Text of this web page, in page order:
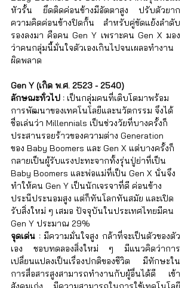
หัวรั้น ยึดติดค่อนข้างมีอัตตาสูง ปรับตัวยาก
ความคิดค่อนข้างปิดกั้น สำหรับคู่ขัดแย้งลำดับ
รองลงมา คือคน Gen Y เพราะคน Gen X มอง
ว่าคนกลุ่มนี้มั่นใจตัวเองเกินไปจนเผลอทำงาน
ผิดพลาด
Gen Y (เกิด พ.ศ. 2523 - 2540)
ลักษณะทั่วไป : เป็นกลุ่มคนที่เติบโตมาพร้อม
การพัฒนาของเทคโนโลยีและนวัตกรรม จึงได้
ชื่อเล่นว่า Millennials เป็นช่วงวัยที่บางครั้งก็
ประสานรอยร้าวของความต่าง Generation
ของ Baby Boomers และ Gen X แต่บางครั้งก็
กลายเป็นผู้รับแรงปะทะจากทั้งรุ่นปู่ย่าที่เป็น
Baby Boomers และพ่อแม่ที่เป็น Gen X นั่นจึง
ทำให้คน Gen Y เป็นนักเจรจาที่ดี ค่อนข้าง
ประนีประนอมสูง แต่ก็ทันโลกทันสมัย และเปิด
รับสิ่งใหม่ ๆ เสมอ ปัจจุบันในประเทศไทยมีคน
Gen Y ประมาณ 29%
จุดเด่น : มีความมั่นใจสูง กล้าที่จะเป็นตัวของตัว
เอง ชอบทดลองสิ่งใหม่ ๆ มีแนวคิดว่าการ
เปลี่ยนแปลงเป็นเรื่องปกติของชีวิต มีทักษะใน
การสื่อสารสูงสามารถทำงานกับผู้อื่นได้ดี เข้า